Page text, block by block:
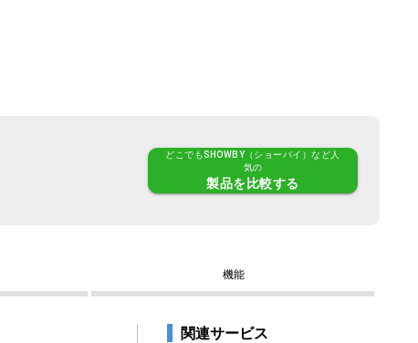
どこでもSHOWBY（ショーバイ）など人
気の
製品を比較する
機能
関連サービス